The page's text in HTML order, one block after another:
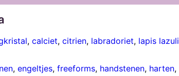
, calciet, citrien, labradoriet, lapis lazuli
, engeltjes, freeforms, handstenen, harten,